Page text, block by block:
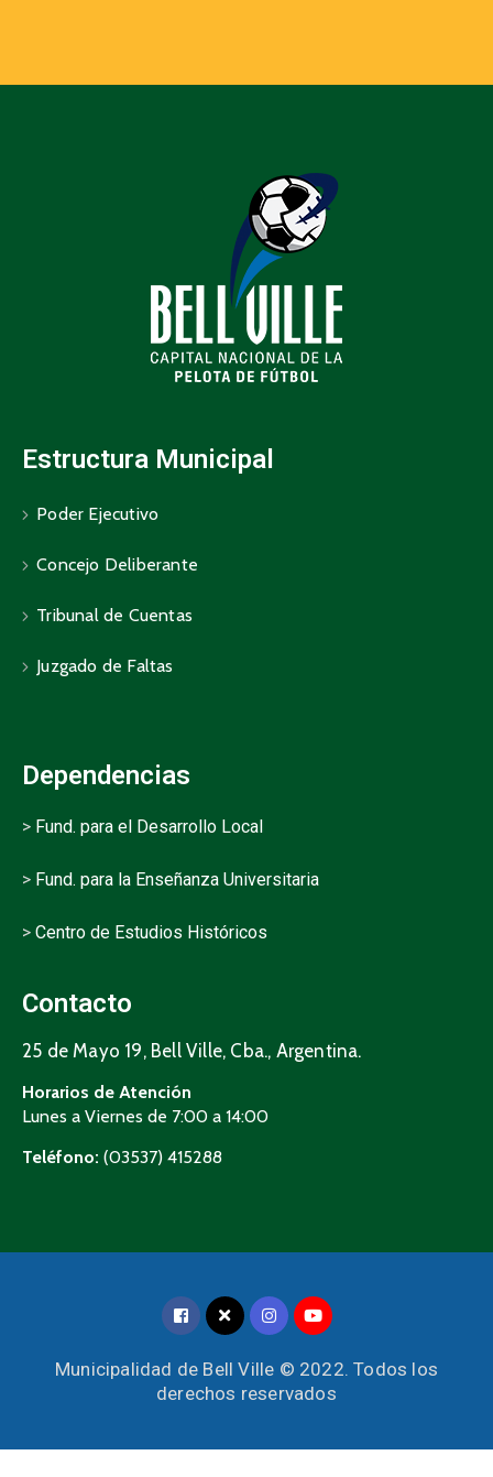
Estructura Municipal
Poder Ejecutivo
Concejo Deliberante
Tribunal de Cuentas
Juzgado de Faltas
Dependencias
> Fund. para el Desarrollo Local
> Fund. para la Enseñanza Universitaria
> Centro de Estudios Históricos
Contacto
25 de Mayo 19, Bell Ville, Cba., Argentina.
Horarios de Atención
Lunes a Viernes de 7:00 a 14:00
Teléfono: (03537) 415288
Municipalidad de Bell Ville © 2022. Todos los
derechos reservados